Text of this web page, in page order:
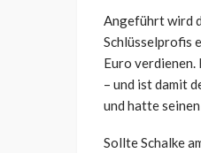
Angeführt wird
Schlüsselprofis
Euro
– und ist damit
und hatte
Sollte Schalke